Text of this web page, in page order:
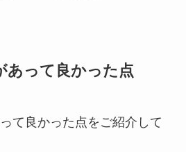
あって良かった点
て良かった点をご紹介して